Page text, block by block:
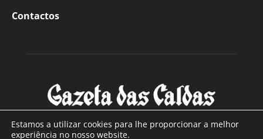
Contactos
Estamos a utilizar cookies para lhe proporcionar a melhor
experiência no nosso website.